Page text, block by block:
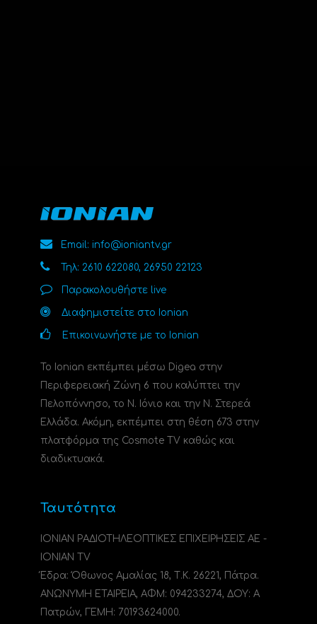
Email: info@ioniantv.gr
Τηλ: 2610 622080, 26950 22123
Παρακολουθήστε live
Διαφημιστείτε στο Ionian
Επικοινωνήστε με το Ionian
Το Ionian εκπέμπει μέσω Digea στην
Περιφερειακή Ζώνη 6 που καλύπτει την
Πελοπόννησο, το N. Ιόνιο και την Ν. Στερεά
Ελλάδα. Ακόμη, εκπέμπει στη θέση 673 στην
πλατφόρμα της Cosmote TV καθώς και
διαδικτυακά.
Ταυτότητα
ΙΟΝΙΑΝ ΡΑΔΙΟΤΗΛΕΟΠΤΙΚΕΣ ΕΠΙΧΕΙΡΗΣΕΙΣ ΑΕ -
IONIAN TV
Έδρα: Όθωνος Αμαλίας 18, Τ.Κ. 26221, Πάτρα.
ΑΝΩΝΥΜΗ ΕΤΑΙΡΕΙΑ, ΑΦΜ: 094233274, ΔΟΥ: A
Πατρών, ΓΕΜΗ: 70193624000.